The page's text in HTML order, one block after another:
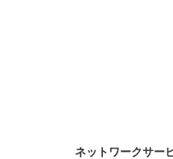
ネットワークサー